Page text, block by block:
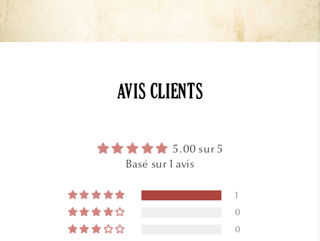
AVIS CLIENTS
5.00 sur 5
Basé sur 1 avis
1
0
0